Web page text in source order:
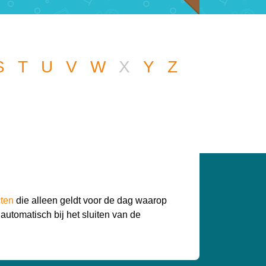
T U V W X Y Z
die alleen geldt voor de dag waarop
bij het sluiten van de